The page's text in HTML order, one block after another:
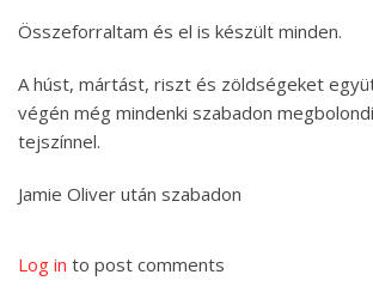
Összeforraltam és el is készült minden.
A húst, mártást, riszt és zöldségeket
végén még mindenki szabadon
tejszínnel.
Jamie Oliver után szabadon
Log in to post comments